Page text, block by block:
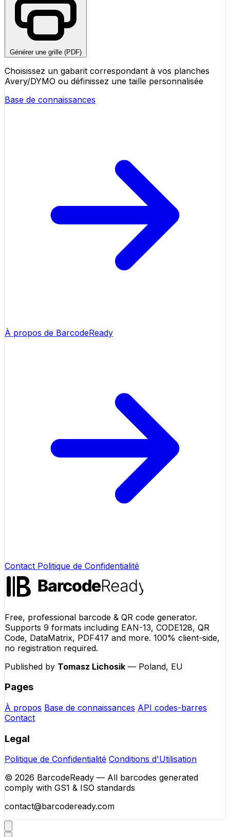
Générer une grille (PDF)
Choisissez un gabarit correspondant à vos planches
Avery/DYMO ou définissez une taille personnalisée
Base de connaissances
À propos de BarcodeReady
Contact Politique de Confidentialité
Free, professional barcode & QR code generator.
Supports 9 formats including EAN-13, CODE128, QR
Code, DataMatrix, PDF417 and more. 100% client-side,
no registration required.
Published by Tomasz Lichosik — Poland, EU
Pages
À propos Base de connaissances API codes-barres
Contact
Legal
Politique de Confidentialité Conditions d'Utilisation
© 2026 BarcodeReady — All barcodes generated
comply with GS1 & ISO standards
contact@barcodeready.com